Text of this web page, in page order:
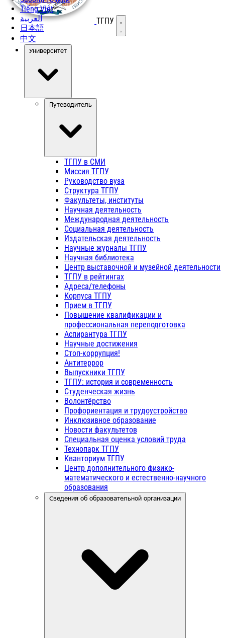
Tiếng Việt
العربية
日本語
中文
ТГПУ Открыть меню
Университет
Путеводитель
ТГПУ в СМИ
Миссия ТГПУ
Руководство вуза
Структура ТГПУ
Факультеты, институты
Научная деятельность
Международная деятельность
Социальная деятельность
Издательская деятельность
Научные журналы ТГПУ
Научная библиотека
Центр выставочной и музейной деятельности
ТГПУ в рейтингах
Адреса/телефоны
Корпуса ТГПУ
Прием в ТГПУ
Повышение квалификации и
профессиональная переподготовка
Аспирантура ТГПУ
Научные достижения
Стоп-коррупция!
Антитеррор
Выпускники ТГПУ
ТГПУ: история и современность
Студенческая жизнь
Волонтёрство
Профориентация и трудоустройство
Инклюзивное образование
Новости факультетов
Специальная оценка условий труда
Технопарк ТГПУ
Кванториум ТГПУ
Центр дополнительного физико-
математического и естественно-научного
образования
Сведения об образовательной организации